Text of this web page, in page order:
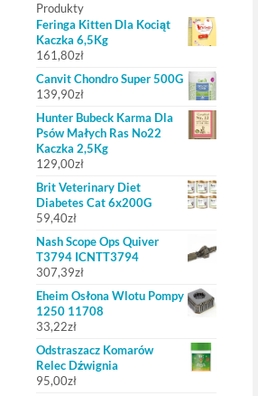
Produkty
Feringa Kitten Dla Kociąt
Kaczka 6,5Kg
161,80zł
Canvit Chondro Super 500G
139,90zł
Hunter Bubeck Karma Dla
Psów Małych Ras No22
Kaczka 2,5Kg
129,00zł
Brit Veterinary Diet
Diabetes Cat 6x200G
59,40zł
Nash Scope Ops Quiver
T3794 ICNTT3794
307,39zł
Eheim Osłona Wlotu Pompy
1250 11708
33,22zł
Odstraszacz Komarów
Relec Dźwignia
95,00zł